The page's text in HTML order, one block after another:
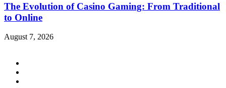
The Evolution of Casino Gaming: From Traditional
to Online
August 7, 2026